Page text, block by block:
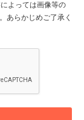
よっては画像等の
あらかじめご了承く